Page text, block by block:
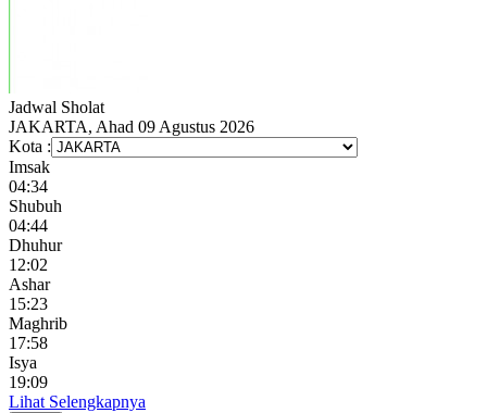
Jadwal Sholat
JAKARTA, Ahad 09 Agustus 2026
Kota :
Imsak
04:34
Shubuh
04:44
Dhuhur
12:02
Ashar
15:23
Maghrib
17:58
Isya
19:09
Lihat Selengkapnya